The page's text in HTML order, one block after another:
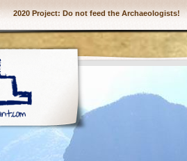
2020 Project: Do not feed the Archaeologists!